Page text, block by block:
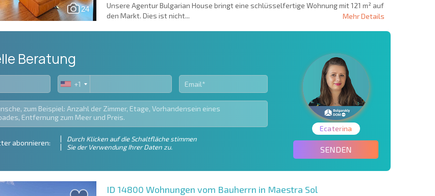
24
Unsere Agentur Bulgarian House bringt eine schlüsselfertige Wohnung mit 121 m² auf
den Markt. Dies ist nicht...
Mehr Details
Beratung
United
+1
+1
abonnieren:
Durch Klicken auf die Schaltfläche stimmen
Sie der Verwendung Ihrer Daten zu.
Ecaterina
SENDEN
ID 14800 Wohnungen vom Bauherrn in Maestra Sol